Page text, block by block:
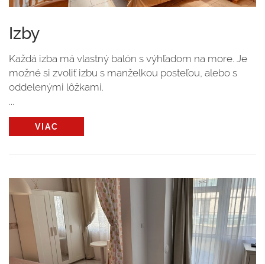
Izby
Každá izba má vlastný balón s výhľadom na more. Je
možné si zvoliť izbu s manželkou posteľou, alebo s
oddelenými lôžkami.
...
VIAC